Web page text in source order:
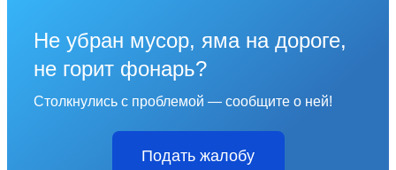
Не убран мусор, яма на дороге,
не горит фонарь?
Столкнулись с проблемой — сообщите о ней!
Подать жалобу